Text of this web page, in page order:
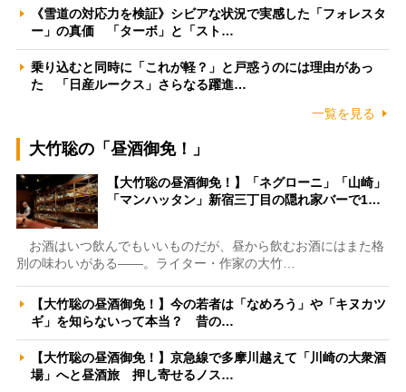
《雪道の対応力を検証》シビアな状況で実感した「フォレスタ
ー」の真価 「ターボ」と「スト…
乗り込むと同時に「これが軽？」と戸惑うのには理由があっ
た 「日産ルークス」さらなる躍進…
一覧を見る
大竹聡の「昼酒御免！」
【大竹聡の昼酒御免！】「ネグローニ」「山崎」
「マンハッタン」新宿三丁目の隠れ家バーで1…
お酒はいつ飲んでもいいものだが、昼から飲むお酒にはまた格
別の味わいがある――。ライター・作家の大竹…
【大竹聡の昼酒御免！】今の若者は「なめろう」や「キヌカツ
ギ」を知らないって本当？ 昔の…
【大竹聡の昼酒御免！】京急線で多摩川越えて「川崎の大衆酒
場」へと昼酒旅 押し寄せるノス…